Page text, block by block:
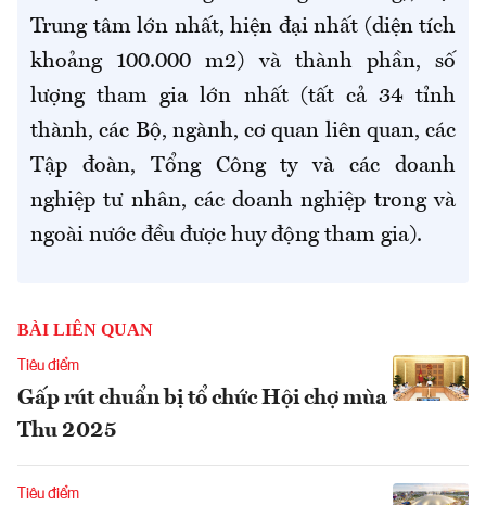
Trung tâm lớn nhất, hiện đại nhất (diện tích
khoảng 100.000 m2) và thành phần, số
lượng tham gia lớn nhất (tất cả 34 tỉnh
thành, các Bộ, ngành, cơ quan liên quan, các
Tập đoàn, Tổng Công ty và các doanh
nghiệp tư nhân, các doanh nghiệp trong và
ngoài nước đều được huy động tham gia).
BÀI LIÊN QUAN
Tiêu điểm
Gấp rút chuẩn bị tổ chức Hội chợ mùa
Thu 2025
Tiêu điểm